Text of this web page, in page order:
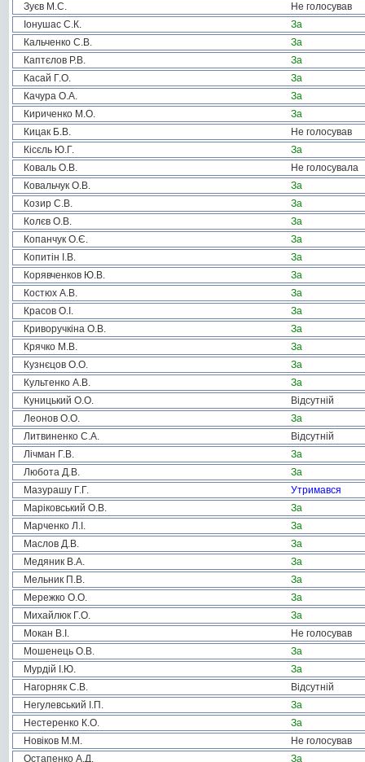
Зуєв М.С.
Не голосував
Іонушас С.К.
За
Кальченко С.В.
За
Каптєлов Р.В.
За
Касай Г.О.
За
Качура О.А.
За
Кириченко М.О.
За
Кицак Б.В.
Не голосував
Кісєль Ю.Г.
За
Коваль О.В.
Не голосувала
Ковальчук О.В.
За
Козир С.В.
За
Колєв О.В.
За
Копанчук О.Є.
За
Копитін І.В.
За
Корявченков Ю.В.
За
Костюх А.В.
За
Красов О.І.
За
Криворучкіна О.В.
За
Крячко М.В.
За
Кузнєцов О.О.
За
Культенко А.В.
За
Куницький О.О.
Відсутній
Леонов О.О.
За
Литвиненко С.А.
Відсутній
Лічман Г.В.
За
Любота Д.В.
За
Мазурашу Г.Г.
Утримався
Маріковський О.В.
За
Марченко Л.І.
За
Маслов Д.В.
За
Медяник В.А.
За
Мельник П.В.
За
Мережко О.О.
За
Михайлюк Г.О.
За
Мокан В.І.
Не голосував
Мошенець О.В.
За
Мурдій І.Ю.
За
Нагорняк С.В.
Відсутній
Негулевський І.П.
За
Нестеренко К.О.
За
Новіков М.М.
Не голосував
Остапенко А.Д.
За